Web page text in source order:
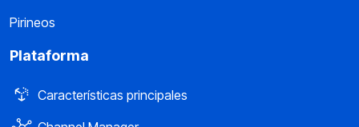
Pirineos
Plataforma
Características principales